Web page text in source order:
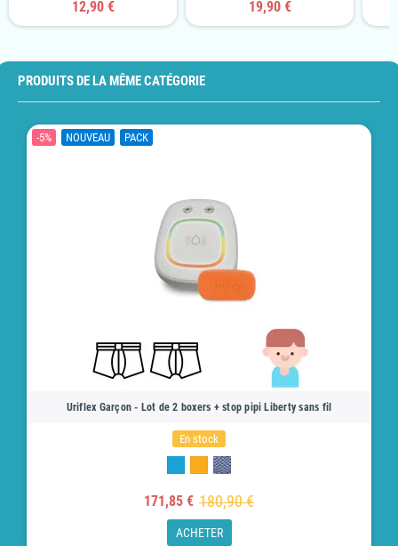
12,90 € 19,90 €
PRODUITS DE LA MÊME CATÉGORIE
-5% NOUVEAU PACK
Uriflex Garçon - Lot de 2 boxers + stop pipi Liberty sans fil
En stock
171,85 € 180,90 €
ACHETER